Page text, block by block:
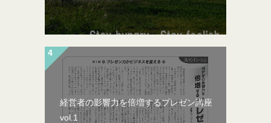
経営者の影響力を倍増するプレゼン講座
vol.1